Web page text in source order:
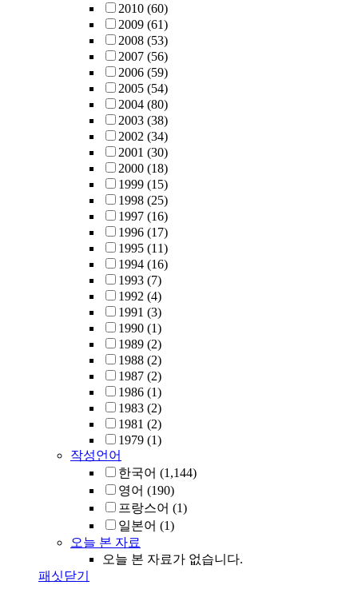
2010 (60)
2009 (61)
2008 (53)
2007 (56)
2006 (59)
2005 (54)
2004 (80)
2003 (38)
2002 (34)
2001 (30)
2000 (18)
1999 (15)
1998 (25)
1997 (16)
1996 (17)
1995 (11)
1994 (16)
1993 (7)
1992 (4)
1991 (3)
1990 (1)
1989 (2)
1988 (2)
1987 (2)
1986 (1)
1983 (2)
1981 (2)
1979 (1)
작성언어
한국어 (1,144)
영어 (190)
프랑스어 (1)
일본어 (1)
오늘 본 자료
오늘 본 자료가 없습니다.
패싯닫기